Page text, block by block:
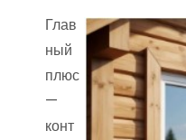
Глав
ный
плюс
—
конт